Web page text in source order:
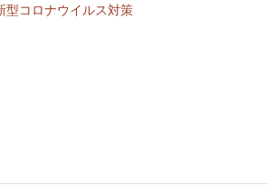
型コロナウイルス対策